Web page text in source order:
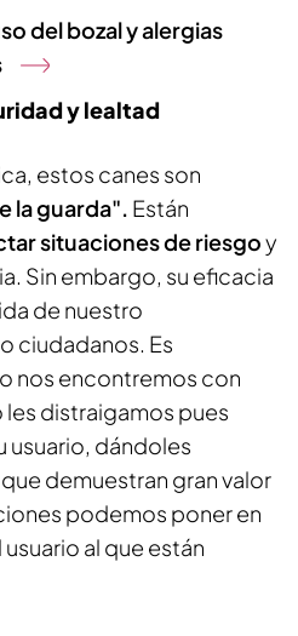
del bozal y alergias
y lealtad
estos canes son
la guarda". Están
situaciones de riesgoy
Sin embargo, su eficacia
de nuestro
ciudadanos. Es
nos encontremos con
distraigamos pues
usuario, dándoles
demuestran gran valor
podemos poner en
al que están